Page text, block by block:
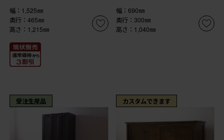
幅：1,525㎜
奥行：465㎜
高さ：1,215㎜
幅：690㎜
奥行：300㎜
高さ：1,040㎜
受注生産品 カスタムできます